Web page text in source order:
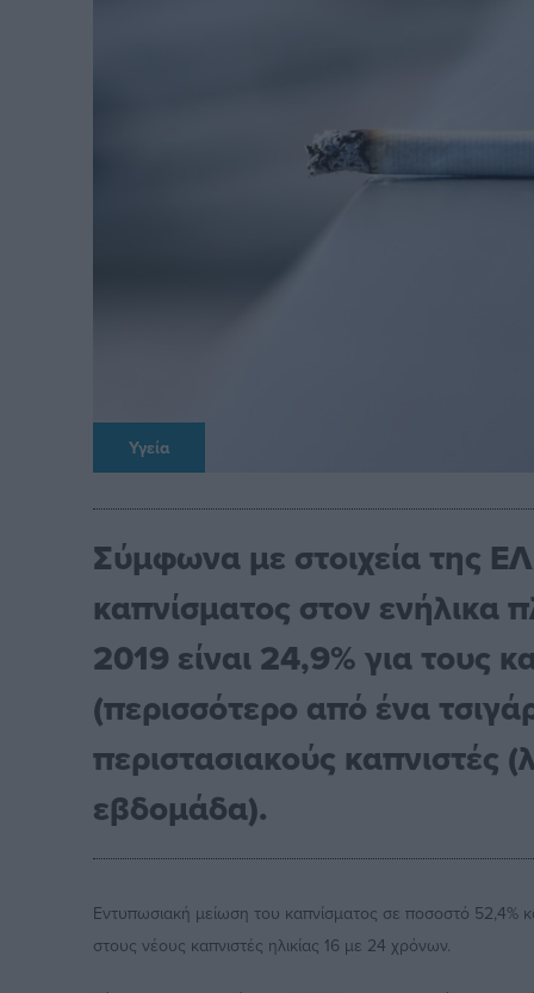
Υγεία
Σύμφωνα με στοιχεία της
καπνίσματος στον ενήλικα
2019 είναι 24,9% για τους
(περισσότερο από ένα
περιστασιακούς καπνιστές
εβδομάδα).
Εντυπωσιακή μείωση του καπνίσματος σε ποσοστό 52,4%
στους νέους καπνιστές ηλικίας 16 με 24 χρόνων.